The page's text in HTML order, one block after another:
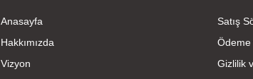
Anasayfa
Hakkımızda
Vizyon
Satış
Ödeme
Gizlilik